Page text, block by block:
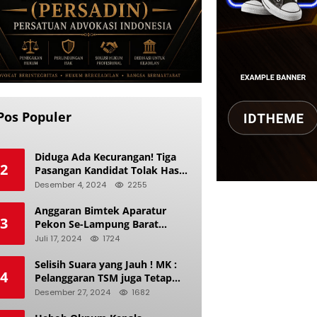
Populer
2
Diduga Ada Kecurangan! Tiga
Pasangan Kandidat Tolak Hasil
Pilkada Kerinci 2024
Desember 4, 2024 2255
3
Anggaran Bimtek Aparatur
Pekon Se-Lampung Barat
Diduga Ladang Korupsi Buat
Juli 17, 2024 1724
4
Selisih Suara yang Jauh ! MK :
Pelanggaran TSM juga Tetap
Mengacu pada Prinsip Keadilan
Desember 27, 2024 1682